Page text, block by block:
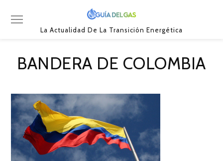
La Actualidad De La Transición Energética
BANDERA DE COLOMBIA